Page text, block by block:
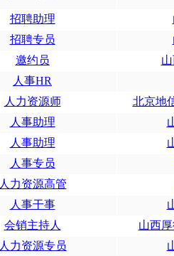
招聘助理
招聘专员
邀约员
人事HR
人力资源师
北京地
人事助理
人事助理
人事专员
人力资源高管
人事干事
会销主持人
山西
人力资源专员